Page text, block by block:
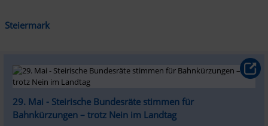
Steiermark
29. Mai - Steirische Bundesräte stimmen für
Bahnkürzungen – trotz Nein im Landtag